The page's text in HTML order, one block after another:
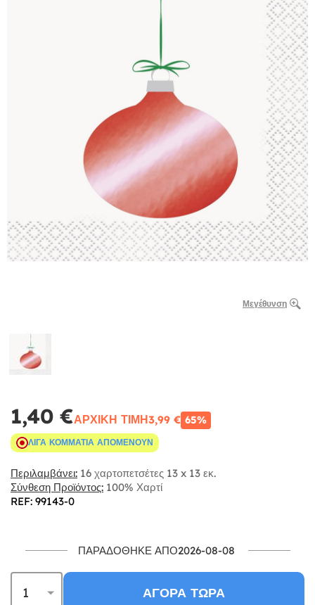
Μεγέθυνση
1,40 €ΑΡΧΙΚΉ ΤΙΜΉ3,99 € 65%
ΛΊΓΑ ΚΟΜΜΆΤΙΑ ΑΠΟΜΈΝΟΥΝ
Περιλαμβάνει: 16 χαρτοπετσέτες 13 x 13 εκ.
Σύνθεση Προϊόντος: 100% Χαρτί
REF: 99143-0
ΠΑΡΑΔΌΘΗΚΕ ΑΠΌ2026-08-08
ΑΓΟΡΆ ΤΏΡΑ